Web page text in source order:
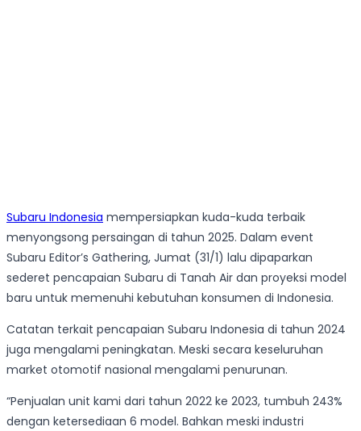
Subaru Indonesia mempersiapkan kuda-kuda terbaik
menyongsong persaingan di tahun 2025. Dalam event
Subaru Editor’s Gathering, Jumat (31/1) lalu dipaparkan
sederet pencapaian Subaru di Tanah Air dan proyeksi model
baru untuk memenuhi kebutuhan konsumen di Indonesia.
Catatan terkait pencapaian Subaru Indonesia di tahun 2024
juga mengalami peningkatan. Meski secara keseluruhan
market otomotif nasional mengalami penurunan.
“Penjualan unit kami dari tahun 2022 ke 2023, tumbuh 243%
dengan ketersediaan 6 model. Bahkan meski industri